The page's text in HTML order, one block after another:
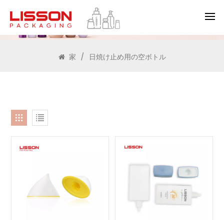
検索
家 / 日焼け止め用の空ボトル